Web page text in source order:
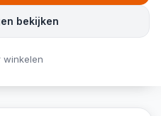
bekijken
winkelen